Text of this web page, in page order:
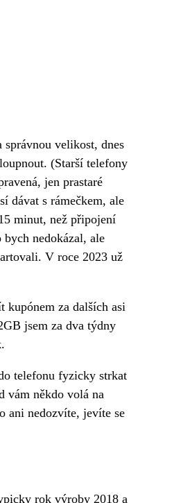
velikost, dnes
(Starší telefony
jen prastaré
dávat s rámečkem, ale
minut, než připojení
nedokázal, ale
V roce 2023 už
kupónem za dalších asi
jsem za dva týdny
telefonu fyzicky strkat
vám někdo volá na
ani nedozvíte, jevíte se
rok výroby 2018 a